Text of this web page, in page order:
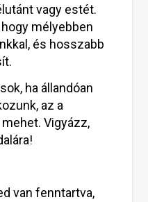
vagy estét.
mélyebben
és hosszabb
ha állandóan
az a
Vigyázz,
van fenntartva,